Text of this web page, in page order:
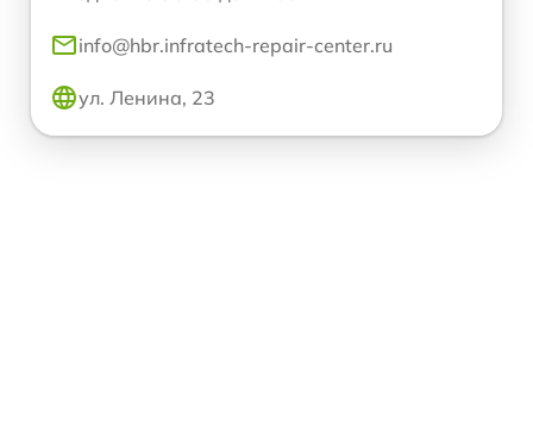
info@hbr.infratech-repair-center.ru
ул. Ленина, 23